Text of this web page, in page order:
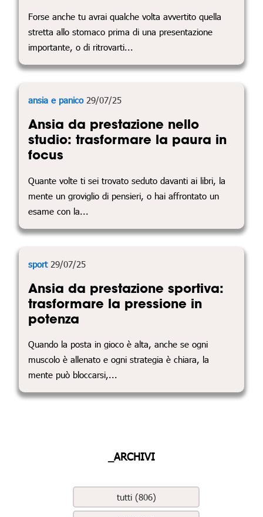
Forse anche tu avrai qualche volta avvertito quella
stretta allo stomaco prima di una presentazione
importante, o di ritrovarti...
ansia e panico29/07/25
Ansia da prestazione nello
studio: trasformare la paura in
focus
Quante volte ti sei trovato seduto davanti ai libri, la
mente un groviglio di pensieri, o hai affrontato un
esame con la...
sport29/07/25
Ansia da prestazione sportiva:
trasformare la pressione in
potenza
Quando la posta in gioco è alta, anche se ogni
muscolo è allenato e ogni strategia è chiara, la
mente può bloccarsi,...
_ARCHIVI
tutti (806)